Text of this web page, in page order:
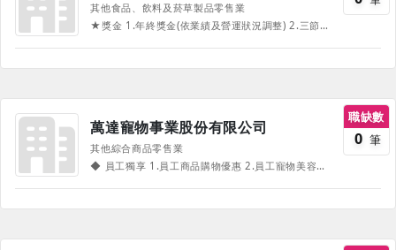
其他食品、飲料及菸草製品零售業
★獎金 1.年終獎金(依業績及營運狀況調整) 2.三節獎金(依業績及營運狀況調整) ★津貼 1.福利補助 2.旅遊補助 ★升遷發展 1.在職教育訓練 2.員工額外進修補助 3.海外參訪 4.透明的升遷管道 5.工作崗位輪調機會 ★其他福利 1.生日禮(金) 2.團體保險 3.春酒活動 4.不定期聚餐 5.員購優惠 6.急難補助 7.國內/外旅遊
萬達寵物事業股份有限公司
其他綜合商品零售業
◆ 員工獨享 1.員工商品購物優惠 2.員工寵物美容優惠 3.員工健康檢查 4.員工制服 ◆ 獎金發放 1.美容人員績效獎金 2.門市人員業績獎金 3.門市損益分紅獎金 4.門市銷售競賽獎金 5.三節禮金 6.生日禮金 7.轉介專業技職人員任職獎金 6.年終獎金 7.經營績效分紅獎金 《部份福利、待遇因職務、職等、職種有所不同，並隨公司營運方針有所調整，詳情請於面試時詢問，並以面試為主》
職缺數
0 筆